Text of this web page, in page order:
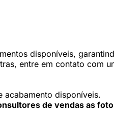
disponíveis,
entre em contato com
acabamento disponíveis.
de vendas as